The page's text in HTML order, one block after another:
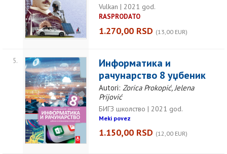
Vulkan | 2021 god.
RASPRODATO
1.270,00 RSD (13,00 EUR)
5.
Информатика и
рачунарство 8 уџбеник
Autori: Zorica Prokopić, Jelena
Prijović
БИГЗ школство | 2021 god.
Meki povez
1.150,00 RSD (12,00 EUR)